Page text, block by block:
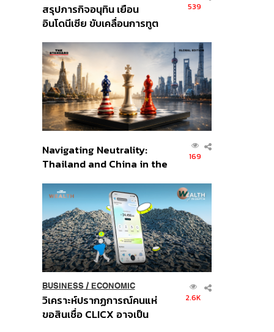
สรุปภารกิจอนุทิน เยือน
อินโดนีเซีย ขับเคลื่อนการทูต
ส่วนยุทธศาสตร์ไทย –
อินโดนีเซีย
539
Navigating Neutrality:
Thailand and China in the
Order
169
BUSINESS/ ECONOMIC
วิเคราะห์ปรากฏการณ์คนแห่
ขอสินเชื่อ CLICX อาจเป็น
2.6K